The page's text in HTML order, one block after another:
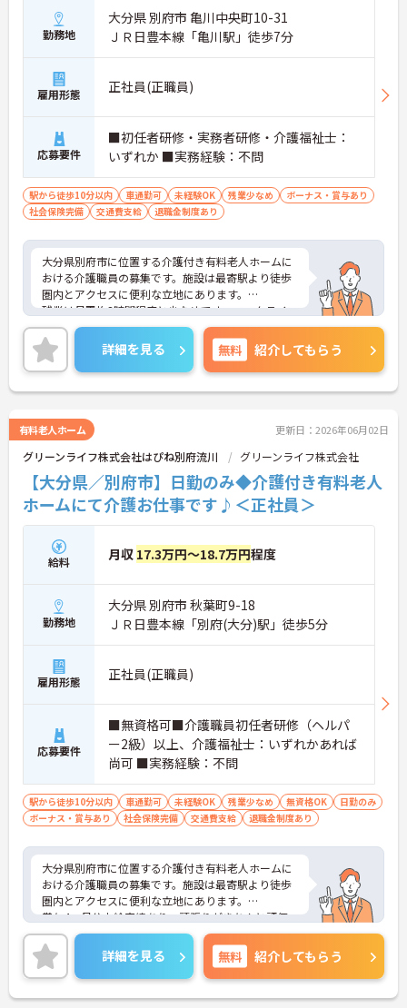
【充実の教育体制で成長できます】
・階層別やテーマ別の社内研修でスキルを磨くこと
を応援しています
勤務地
大分県 別府市 亀川中央町10-31
ＪＲ日豊本線「亀川駅」徒歩7分
雇用形態 正社員(正職員)
応募要件
■初任者研修・実務者研修・介護福祉士：
いずれか ■実務経験：不問
駅から徒歩10分以内 車通勤可 未経験OK 残業少なめ
ボーナス・賞与あり
社会保険完備
交通費支給 退職金制度あり
大分県別府市に位置する介護付き有料老人ホームに
おける介護職員の募集です。施設は最寄駅より徒歩
圏内とアクセスに便利な立地にあります。
残業は月平均3時間程度と少なめです。ワークライフ
バランスを保ちながらご勤務いただけます。ご入居
者に寄り添って介護サービスの提供を行っていただ
ける方を募集しています。
ご興味のある方には、面接対策ポイントなど、さら
に詳細をお話しいたしますのでお気軽にご相談くだ
詳細を見る 無料 紹介してもらう
有料老人ホーム 更新日：2026年06月02日
グリーンライフ株式会社はぴね別府流川 グリーンライフ株式会社
【大分県／別府市】日勤のみ◆介護付き有料老人
ホームにて介護お仕事です♪＜正社員＞
給料 月収 17.3万円～18.7万円程度
勤務地
大分県 別府市 秋葉町9-18
ＪＲ日豊本線「別府(大分)駅」徒歩5分
雇用形態 正社員(正職員)
応募要件
■無資格可■介護職員初任者研修（ヘルパ
ー2級）以上、介護福祉士：いずれかあれば
尚可 ■実務経験：不問
駅から徒歩10分以内 車通勤可 未経験OK 残業少なめ 無資格OK
日勤のみ
ボーナス・賞与あり
社会保険完備 交通費支給 退職金制度あり
大分県別府市に位置する介護付き有料老人ホームに
おける介護職員の募集です。施設は最寄駅より徒歩
圏内とアクセスに便利な立地にあります。
賞与4ヶ月分支給実績あり、頑張りがきちんと評価
される職場です。また、育児休業・介護休業の取得
実績もあり、ライフステージが変化しても安心して
お勤めいただける環境です。
ご興味のある方には、面接対策ポイントなど、さら
に詳細をお話しいたしますのでお気軽にご相談くだ
詳細を見る 無料 紹介してもらう